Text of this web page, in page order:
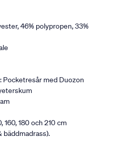
46% polypropen, 33%
Pocketresår med Duozon
160, 180 och 210 cm
bäddmadrass).